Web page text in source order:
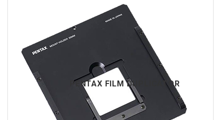
PENTAX FILM DUPLICATOR